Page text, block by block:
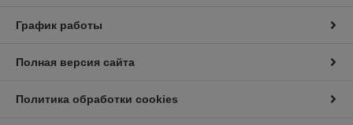
График работы
Полная версия сайта
Политика обработки cookies